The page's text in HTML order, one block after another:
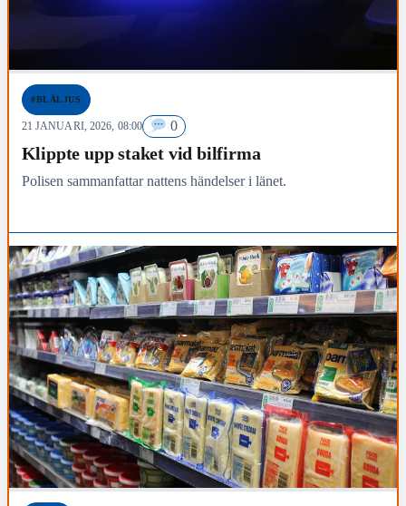
#BLÅLJUS
21 JANUARI, 2026, 08:00 0
Klippte upp staket vid bilfirma
Polisen sammanfattar nattens händelser i länet.